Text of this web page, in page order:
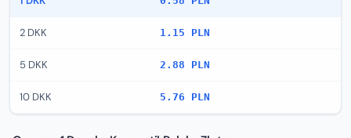
2 DKK 1.15 PLN
5 DKK 2.88 PLN
10 DKK 5.76 PLN